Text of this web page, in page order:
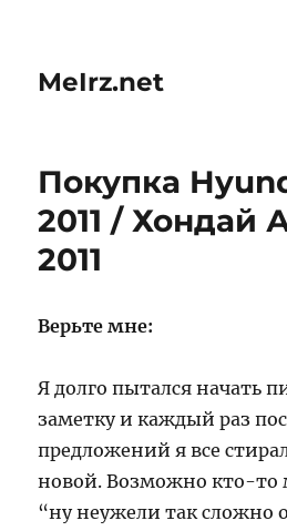
MeIrz.net
Покупка
2011 / Хондай
2011
Верьте мне:
Я долго пытался начать
заметку и каждый раз
предложений я все
новой. Возможно кто-то
“ну неужели так сложно